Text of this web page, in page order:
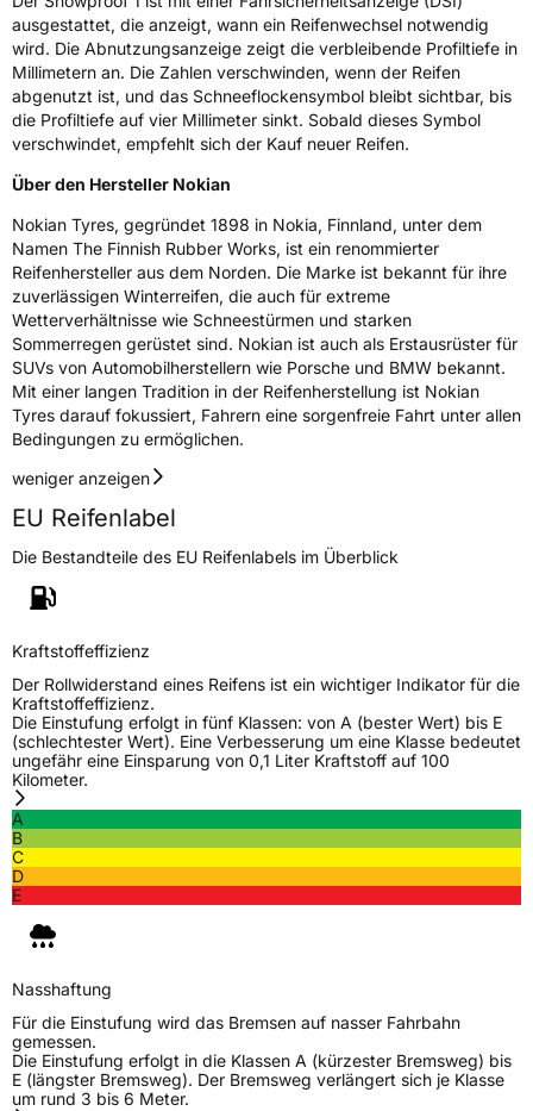
3PMSF / Schneeflockensymbol / Alpine-SymbolJa
EPREL ID1764060
Finnland, info@nokiantyres.com
ausgestattet, die anzeigt, wann ein Reifenwechsel notwendig
wird. Die Abnutzungsanzeige zeigt die verbleibende Profiltiefe in
Millimetern an. Die Zahlen verschwinden, wenn der Reifen
abgenutzt ist, und das Schneeflockensymbol bleibt sichtbar, bis
die Profiltiefe auf vier Millimeter sinkt. Sobald dieses Symbol
verschwindet, empfehlt sich der Kauf neuer Reifen.
Über den Hersteller Nokian
Nokian Tyres, gegründet 1898 in Nokia, Finnland, unter dem
Namen The Finnish Rubber Works, ist ein renommierter
Reifenhersteller aus dem Norden. Die Marke ist bekannt für ihre
zuverlässigen Winterreifen, die auch für extreme
Wetterverhältnisse wie Schneestürmen und starken
Sommerregen gerüstet sind. Nokian ist auch als Erstausrüster für
SUVs von Automobilherstellern wie Porsche und BMW bekannt.
Mit einer langen Tradition in der Reifenherstellung ist Nokian
Tyres darauf fokussiert, Fahrern eine sorgenfreie Fahrt unter allen
Bedingungen zu ermöglichen.
weniger anzeigen
EU Reifenlabel
Die Bestandteile des EU Reifenlabels im Überblick
Kraftstoffeffizienz
Der Rollwiderstand eines Reifens ist ein wichtiger Indikator für die
Kraftstoffeffizienz.
Die Einstufung erfolgt in fünf Klassen: von A (bester Wert) bis E
(schlechtester Wert). Eine Verbesserung um eine Klasse bedeutet
ungefähr eine Einsparung von 0,1 Liter Kraftstoff auf 100
Kilometer.
A
B
C
D
E
Nasshaftung
Für die Einstufung wird das Bremsen auf nasser Fahrbahn
gemessen.
Die Einstufung erfolgt in die Klassen A (kürzester Bremsweg) bis
E (längster Bremsweg). Der Bremsweg verlängert sich je Klasse
um rund 3 bis 6 Meter.